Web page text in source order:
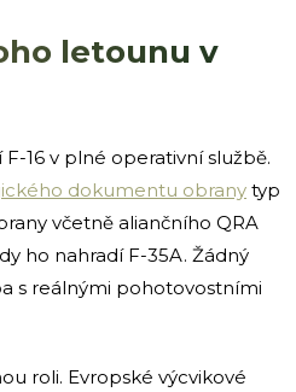
letounu v
16 v plné operativní službě.
dokumentu obrany typ
včetně aliančního QRA
ho nahradí F-35A. Žádný
s reálnými pohotovostními
roli. Evropské výcvikové